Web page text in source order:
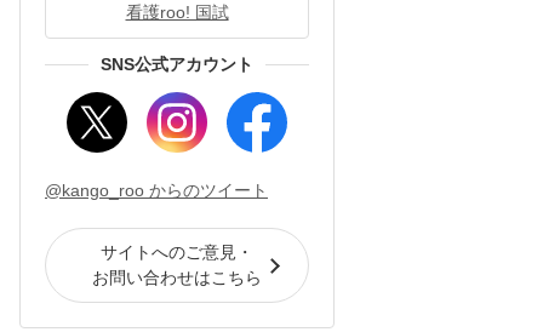
看護roo! 国試
SNS公式アカウント
@kango_roo からのツイート
サイトへのご意見・
お問い合わせはこちら